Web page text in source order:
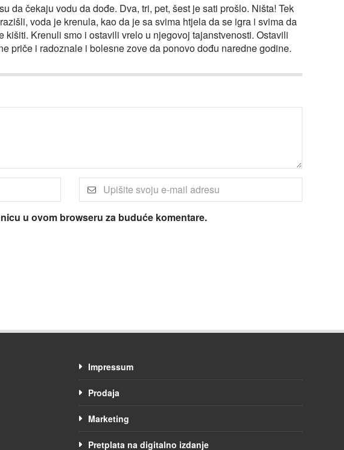
da čekaju vodu da dođe. Dva, tri, pet, šest je sati prošlo. Ništa! Tek
voda je krenula, kao da je sa svima htjela da se igra i svima da
Krenuli smo i ostavili vrelo u njegovoj tajanstvenosti. Ostavili
priče i radoznale i bolesne zove da ponovo dođu naredne godine.
u ovom browseru za buduće komentare.
Impressum
Prodaja
Marketing
Pretplata na digitalno izdanje